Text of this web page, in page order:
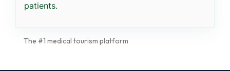
patients.
The #1 medical tourism platform